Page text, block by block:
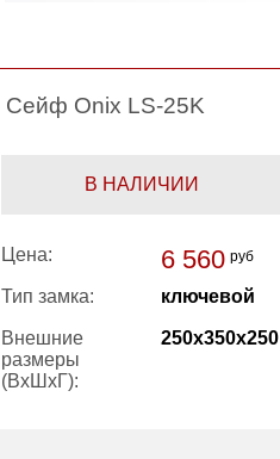
Сейф Onix LS-25K
В НАЛИЧИИ
Цена: 6 560 руб
Тип замка: ключевой
Внешние
размеры
(ВхШхГ):
250x350x250